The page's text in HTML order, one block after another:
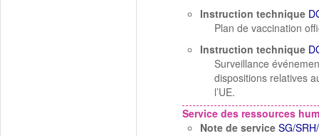
Instruction technique
Plan de vaccination
Instruction technique
Surveillance
dispositions relatives
l’UE.
Service des ressources
Note de service SG/